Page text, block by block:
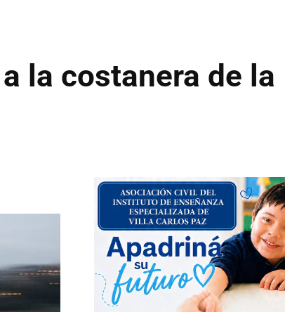
la costanera de la